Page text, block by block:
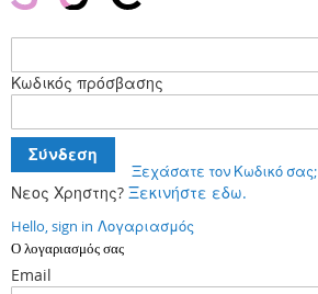
Κωδικός πρόσβασης
Σύνδεση
Ξεχάσατε τον Κωδικό σας;
Νεος Χρηστης? Ξεκινήστε εδω.
Hello, sign in Λογαριασμός
Ο λογαριασμός σας
Email